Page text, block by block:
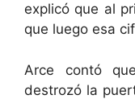
explicó que al
que luego esa
Arce contó
destrozó la